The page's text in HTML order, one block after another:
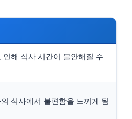
인해 식사 시간이 불안해질 수
식사에서 불편함을 느끼게 됨